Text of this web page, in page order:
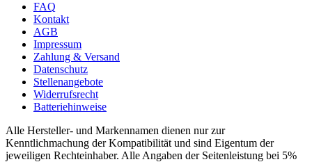
FAQ
Kontakt
AGB
Impressum
Zahlung & Versand
Datenschutz
Stellenangebote
Widerrufsrecht
Batteriehinweise
Alle Hersteller- und Markennamen dienen nur zur
Kenntlichmachung der Kompatibilität und sind Eigentum der
jeweiligen Rechteinhaber. Alle Angaben der Seitenleistung bei 5%